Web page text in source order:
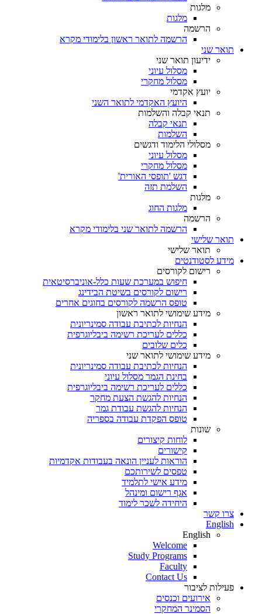
מלגות
מלגות
הרשמה
הרשמה לתואר ראשון בלימודי מקרא
תואר שני
ידיעון תואר שני
מסלול עיוני
מסלול מחקרי
יועץ אקדמי
היועץ האקדמי לתואר השני
תנאי קבלה והשלמות
תנאי קבלה
השלמות
מסלולי הלימוד ודגשים
מסלול עיוני
מסלול מחקרי
דגש 'תופסי האורית'
השלמת תזה
מלגות
מלגות החוג
הרשמה
הרשמה לתואר שני בלימודי מקרא
תואר שלישי
תואר שלישי
מידע לסטודנטים
רישום לקורסים
חיפוש במערכת שעות כלל-אוניברסיטאית
רישום לקורסים בשיטת הבידינג
טופס הרשמה לקורסים בחוגים אחרים
מידע שימושי לתואר ראשון
הנחיות לכתיבת עבודה סמינריונית
כללים לעריכת רשימה ביבליוגרפית
כלים שלובים
מידע שימושי לתואר שני
הנחיות לכתיבת עבודה סמינריונית
בחינת הגמר מסלול עיוני
כללים לעריכת רשימה ביבליוגרפית
הנחיות להגשת הצעת מחקר
הנחיות להגשת עבודת גמר
טופס הפקדת עבודה בספריה
שונות
לוחות קיצורים
קישורים
הוראות לעניין הונאה בעבודות אקדמיות
טפסים לשירותכם
מידע אישי לתלמיד
אגף רישום ומינהל
היחידה לשכר לימוד
צרו קשר
English
English
Welcome
Study Programs
Faculty
Contact Us
פעילות לציבור
אירועים וכנסים
הסמינר המחקרי